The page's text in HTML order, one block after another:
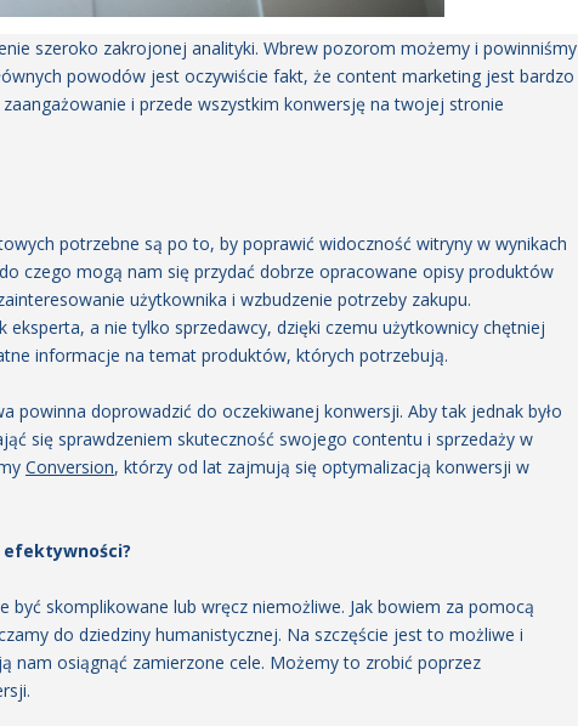
szeroko zakrojonej analityki. Wbrew pozorom możemy i powinniśmy
powodów jest oczywiście fakt, że content marketing jest bardzo
i przede wszystkim konwersję na twojej stronie
potrzebne są po to, by poprawić widoczność witryny w wynikach
czego mogą nam się przydać dobrze opracowane opisy produktów
użytkownika i wzbudzenie potrzeby zakupu.
a nie tylko sprzedawcy, dzięki czemu użytkownicy chętniej
informacje na temat produktów, których potrzebują.
doprowadzić do oczekiwanej konwersji. Aby tak jednak było
się sprawdzeniem skuteczność swojego contentu i sprzedaży w
Conversion, którzy od lat zajmują się optymalizacją konwersji w
skomplikowane lub wręcz niemożliwe. Jak bowiem za pomocą
do dziedziny humanistycznej. Na szczęście jest to możliwe i
nam osiągnąć zamierzone cele. Możemy to zrobić poprzez